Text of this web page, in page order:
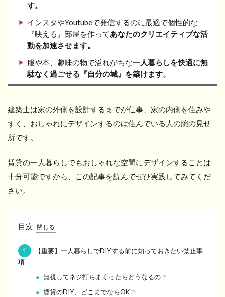
す。
インスタやYoutubeで発信するのに最適で個性的な
『映える』部屋を作ってあなたのクリエイティブな活
動を加速させます。
服や本、趣味の物で溢れがちな一人暮らしを快適に無
駄なく過ごせる『自分の城』を築けます。
建築士は家の外側を設計するまでが仕事、家の内側を住みや
すく、おしゃれにデザインするのは住んでいる人の腕の見せ
所です。
賃貸の一人暮らしでもおしゃれな空間にデザインすることは
十分可能ですから、この記事を読んでぜひ実践してみてくだ
さい。
目次
1
【重要】一人暮らしでDIYする前に知っておきたい禁止事
項
無視してネジ打ちまくったらどうなるの？
賃貸のDIY、どこまでならOK？